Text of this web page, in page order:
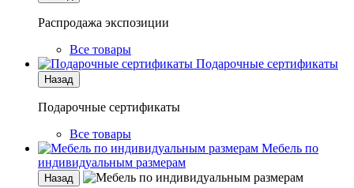
Распродажа экспозиции
Все товары
Подарочные сертификаты
Назад
Подарочные сертификаты
Все товары
Мебель по
индивидуальным размерам
Назад